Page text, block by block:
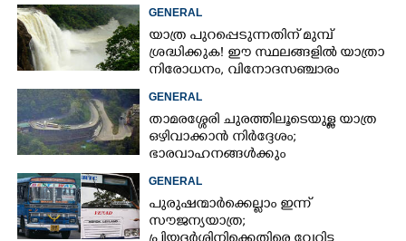
GENERAL
യാത്ര പുറപ്പെടുന്നതിന് മുമ്പ്
ശ്രദ്ധിക്കുക! ഈ സ്ഥലങ്ങളിൽ യാത്രാ
നിരോധനം,​ വിനോദസഞ്ചാരം
ഇപ്പോൾ വേണ്ടെന്ന് മുന്നറിയിപ്പ്
GENERAL
താമരശ്ശേരി ചുരത്തിലൂടെയുള്ള യാത്ര
ഒഴിവാക്കാൻ നിർദ്ദേശം;
ഭാരവാഹനങ്ങൾക്കും
വിനോദസഞ്ചാരികൾക്കും
നിയന്ത്രണം
GENERAL
പുരുഷന്മാർക്കെല്ലാം ഇന്ന്
സൗജന്യയാത്ര;